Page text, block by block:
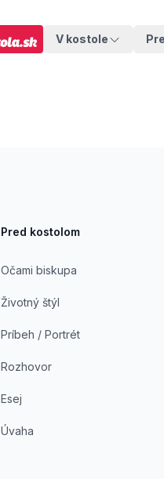
V kostole
Pred kostolom
Očami biskupa
Životný štýl
Príbeh / Portrét
Rozhovor
Esej
Úvaha